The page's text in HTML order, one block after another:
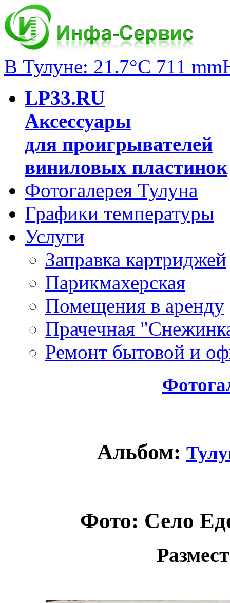
В Тулуне: 21.7°C 711
LP33.RU
Аксессуары
для проигрывателей
виниловых пластинок
Фотогалерея Тулуна
Графики температуры
Услуги
Заправка картриджей
Парикмахерская
Помещения в аренду
Прачечная
Ремонт бытовой и
Альбом:
Фото: Село